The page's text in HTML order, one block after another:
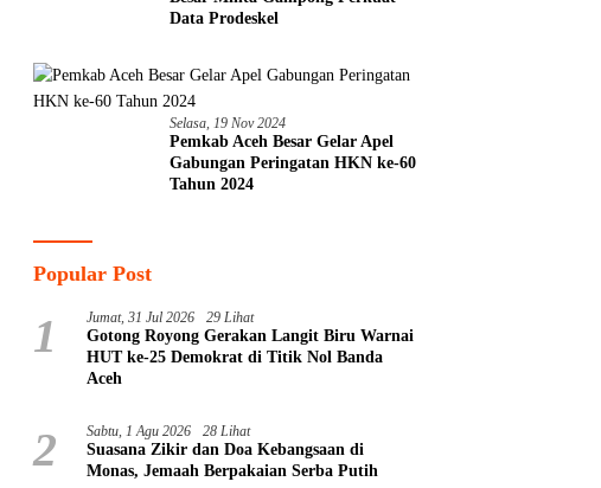
Data Prodeskel
Selasa, 19 Nov 2024
Pemkab Aceh Besar Gelar Apel
Gabungan Peringatan HKN ke-60
Tahun 2024
Popular Post
1 Jumat, 31 Jul 2026 29 Lihat
Gotong Royong Gerakan Langit Biru Warnai
HUT ke-25 Demokrat di Titik Nol Banda
Aceh
2 Sabtu, 1 Agu 2026 28 Lihat
Suasana Zikir dan Doa Kebangsaan di
Monas, Jemaah Berpakaian Serba Putih